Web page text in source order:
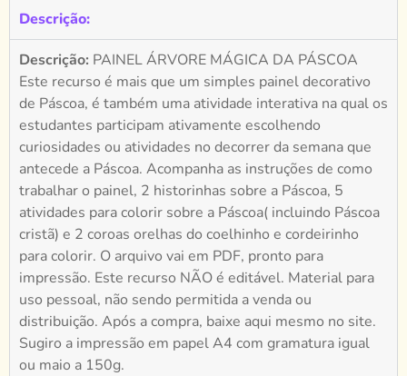
Descrição:
Descrição: PAINEL ÁRVORE MÁGICA DA PÁSCOA
Este recurso é mais que um simples painel decorativo
de Páscoa, é também uma atividade interativa na qual os
estudantes participam ativamente escolhendo
curiosidades ou atividades no decorrer da semana que
antecede a Páscoa. Acompanha as instruções de como
trabalhar o painel, 2 historinhas sobre a Páscoa, 5
atividades para colorir sobre a Páscoa( incluindo Páscoa
cristã) e 2 coroas orelhas do coelhinho e cordeirinho
para colorir. O arquivo vai em PDF, pronto para
impressão. Este recurso NÃO é editável. Material para
uso pessoal, não sendo permitida a venda ou
distribuição. Após a compra, baixe aqui mesmo no site.
Sugiro a impressão em papel A4 com gramatura igual
ou maio a 150g.